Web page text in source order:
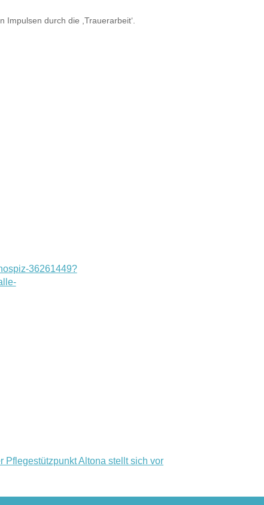
durch die ,Trauerarbeit‘.
36261449?
Pflegestützpunkt Altona stellt sich vor